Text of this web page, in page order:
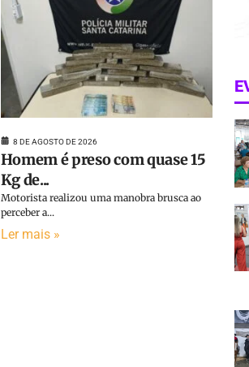
8 DE AGOSTO DE 2026
Homem é preso com quase 15
Kg de...
Motorista realizou uma manobra brusca ao
perceber a...
Ler mais »